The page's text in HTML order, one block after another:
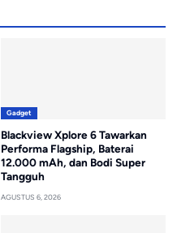
Gadget
Blackview Xplore 6 Tawarkan
Performa Flagship, Baterai
12.000 mAh, dan Bodi Super
Tangguh
AGUSTUS 6, 2026